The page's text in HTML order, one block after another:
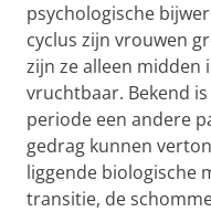
psychologische
cyclus zijn vrouwen
zijn ze alleen midden
vruchtbaar. Bekend
periode een andere
gedrag kunnen
liggende biologische
transitie, de